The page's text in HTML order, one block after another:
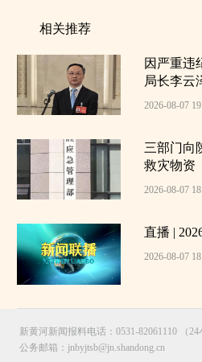
相关推荐
因严重违
局长李云
2026-08-07
三部门向
救灾物资
2026-08-07
直播 |
2026-08-07
新黄河新闻报料电话：0531-82061110 （24
公务邮箱：jnbyjtsb@jn.shandong.cn